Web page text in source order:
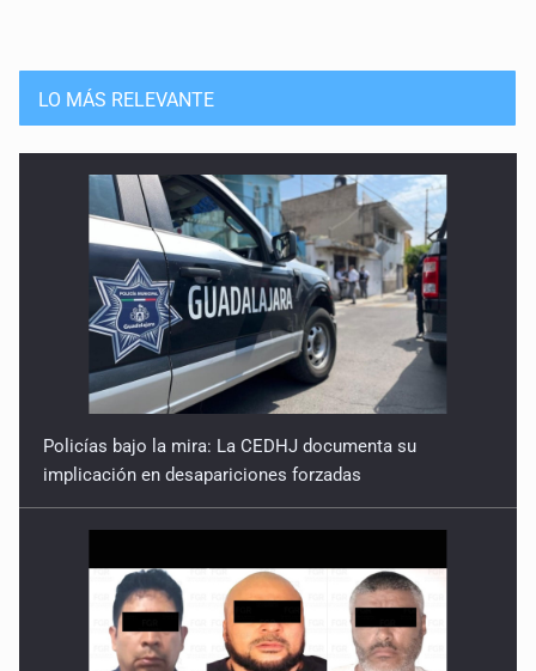
LO MÁS RELEVANTE
Policías bajo la mira: La CEDHJ documenta su
implicación en desapariciones forzadas